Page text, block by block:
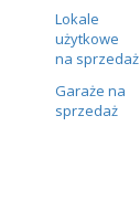
Lokale
użytkowe
na sprzedaż
Garaże na
sprzedaż